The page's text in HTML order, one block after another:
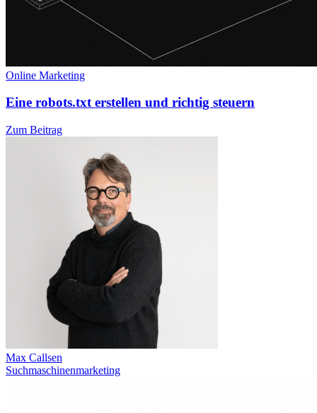
Online Marketing
Eine robots.txt erstellen und richtig steuern
Zum Beitrag
Max Callsen
Suchmaschinenmarketing